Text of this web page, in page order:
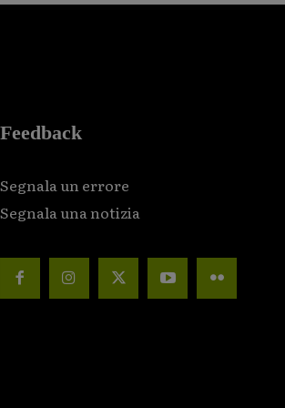
Feedback
Segnala un errore
Segnala una notizia